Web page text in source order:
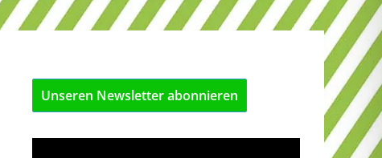
Unseren Newsletter abonnieren